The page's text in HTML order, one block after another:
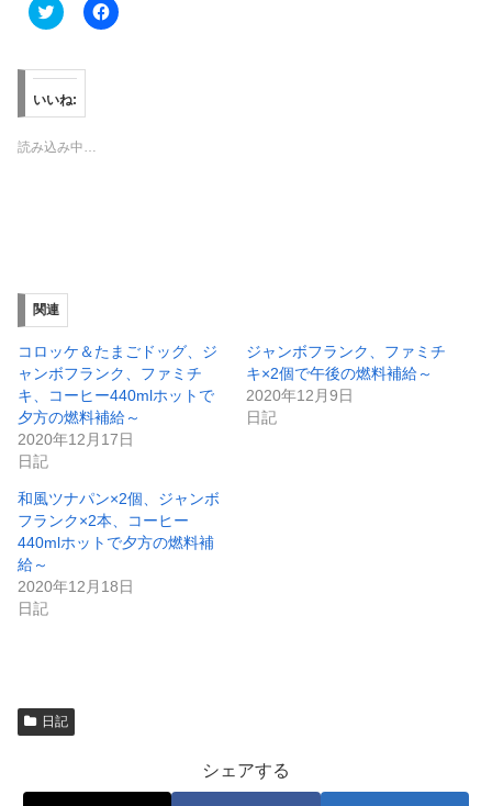
ク
リ
し
て
T
w
i
t
ウ
ィ
ン
ウ
で
開
き
ま
す
)
F
a
い
(
新
し
い
ウ
ィ
ン
で
開
き
ま
す
いいね:
読み込み中…
関連
コロッケ＆たまごドッグ、ジ
ャンボフランク、ファミチ
キ、コーヒー440mlホットで
夕方の燃料補給～
2020年12月17日
日記
ジャンボフランク、ファミチ
キ×2個で午後の燃料補給～
2020年12月9日
日記
和風ツナパン×2個、ジャンボ
フランク×2本、コーヒー
440mlホットで夕方の燃料補
給～
2020年12月18日
日記
日記
シェアする